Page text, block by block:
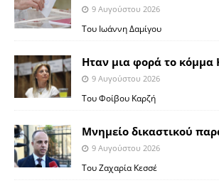
9 Αυγούστου 2026
Toυ Ιωάννη Δαμίγου
Ηταν μια φορά το κόμμα
9 Αυγούστου 2026
Του Φοίβου Καρζή
Μνημείο δικαστικού
9 Αυγούστου 2026
Του Ζαχαρία Κεσσέ